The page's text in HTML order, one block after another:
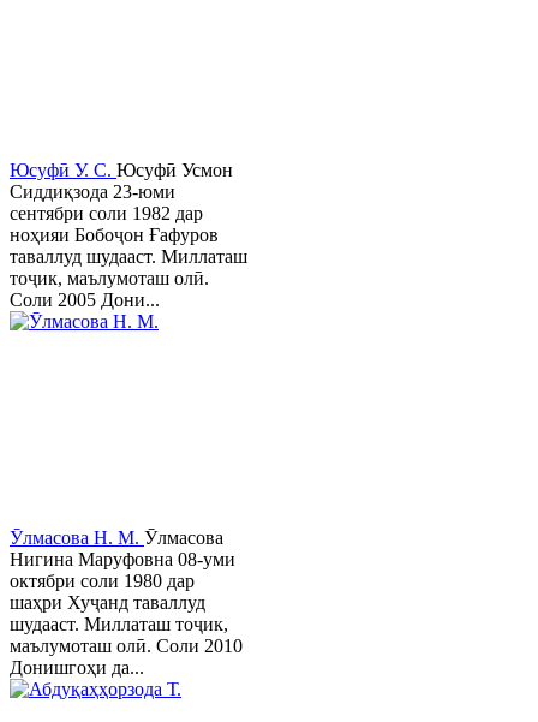
Юсуфӣ У. C. Юсуфӣ Усмон
Сиддиқзода 23-юми
сентябри соли 1982 дар
ноҳияи Бобоҷон Ғафуров
таваллуд шудааст. Миллаташ
тоҷик, маълумоташ олӣ.
Соли 2005 Дони...
Ӯлмасова Н. М. Ӯлмасова
Нигина Маруфовна 08-уми
октябри соли 1980 дар
шаҳри Хуҷанд таваллуд
шудааст. Миллаташ тоҷик,
маълумоташ олӣ. Соли 2010
Донишгоҳи да...